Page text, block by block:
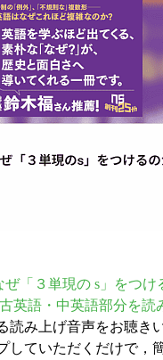
「３単現の s」をつけ
古英語・中英語部分を読
み上げ音声をお聴き
ていただくだけで，